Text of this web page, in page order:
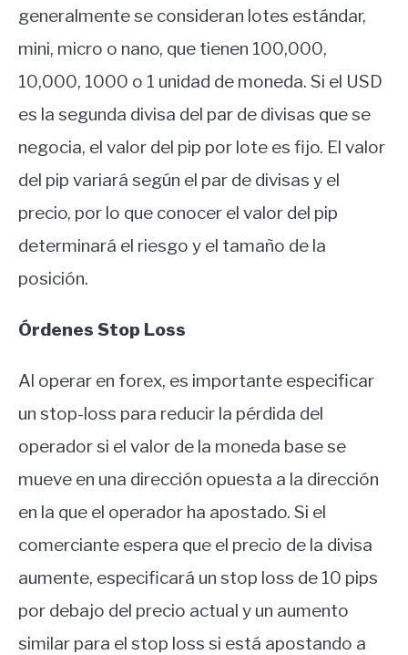
generalmente se consideran lotes estándar,
mini, micro o nano, que tienen 100,000,
10,000, 1000 o 1 unidad de moneda. Si el USD
es la segunda divisa del par de divisas que se
negocia, el valor del pip por lote es fijo. El valor
del pip variará según el par de divisas y el
precio, por lo que conocer el valor del pip
determinará el riesgo y el tamaño de la
posición.
Órdenes Stop Loss
Al operar en forex, es importante especificar
un stop-loss para reducir la pérdida del
operador si el valor de la moneda base se
mueve en una dirección opuesta a la dirección
en la que el operador ha apostado. Si el
comerciante espera que el precio de la divisa
aumente, especificará un stop loss de 10 pips
por debajo del precio actual y un aumento
similar para el stop loss si está apostando a